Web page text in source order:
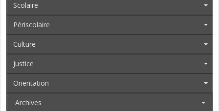
Scolaire
Périscolaire
Culture
Justice
Orientation
Archives